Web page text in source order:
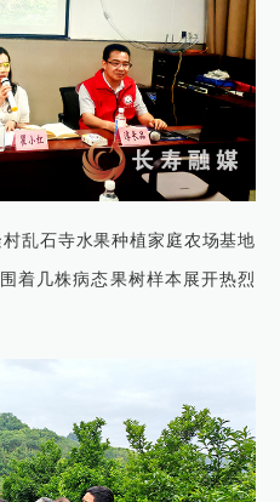
乱石寺水果种植家庭农场基地
着几株病态果树样本展开热烈